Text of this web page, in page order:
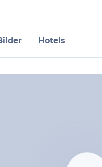
Hotels